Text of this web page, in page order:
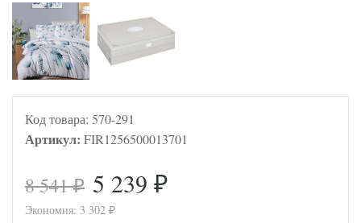
Код товара: 570-291
Артикул: FIR1256500013701
8 541₽ 5 239 ₽
Экономия: 3 302 ₽